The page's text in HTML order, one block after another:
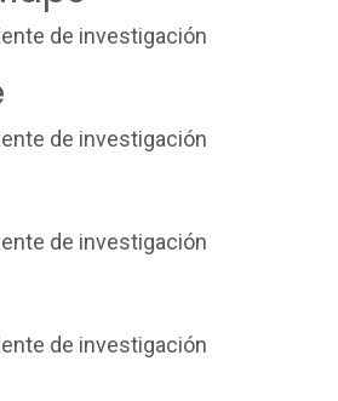
de investigación
de investigación
de investigación
de investigación